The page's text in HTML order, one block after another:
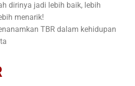
dirinya jadi lebih baik, lebih
menarik!
TBR dalam kehidupan